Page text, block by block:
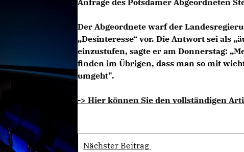
Anfrage des Potsdamer Abgeordneten
Der Abgeordnete warf der
Desinteresse“ vor. Die Antwort sei als
einzustufen, sagte er am Donnerstag:
finden im Übrigen, dass man so mit
umgeht".
-> Hier können Sie den vollständigen
Nächster Beitrag